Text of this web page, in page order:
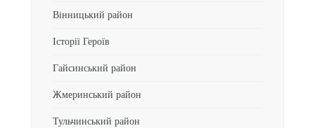
Вінницький район
Історії Героїв
Гайсинський район
Жмеринський район
Тульчинський район